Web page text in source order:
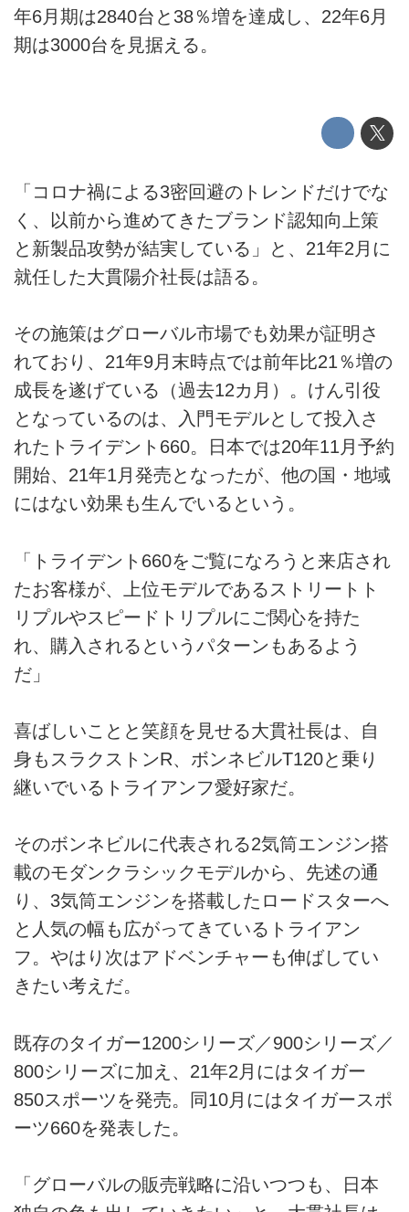
年6月期は2840台と38％増を達成し、22年6月
期は3000台を見据える。
「コロナ禍による3密回避のトレンドだけでな
く、以前から進めてきたブランド認知向上策
と新製品攻勢が結実している」と、21年2月に
就任した大貫陽介社長は語る。
その施策はグローバル市場でも効果が証明さ
れており、21年9月末時点では前年比21％増の
成長を遂げている（過去12カ月）。けん引役
となっているのは、入門モデルとして投入さ
れたトライデント660。日本では20年11月予約
開始、21年1月発売となったが、他の国・地域
にはない効果も生んでいるという。
「トライデント660をご覧になろうと来店され
たお客様が、上位モデルであるストリートト
リプルやスピードトリプルにご関心を持た
れ、購入されるというパターンもあるよう
だ」
喜ばしいことと笑顔を見せる大貫社長は、自
身もスラクストンR、ボンネビルT120と乗り
継いでいるトライアンフ愛好家だ。
そのボンネビルに代表される2気筒エンジン搭
載のモダンクラシックモデルから、先述の通
り、3気筒エンジンを搭載したロードスターへ
と人気の幅も広がってきているトライアン
フ。やはり次はアドベンチャーも伸ばしてい
きたい考えだ。
既存のタイガー1200シリーズ／900シリーズ／
800シリーズに加え、21年2月にはタイガー
850スポーツを発売。同10月にはタイガースポ
ーツ660を発表した。
「グローバルの販売戦略に沿いつつも、日本